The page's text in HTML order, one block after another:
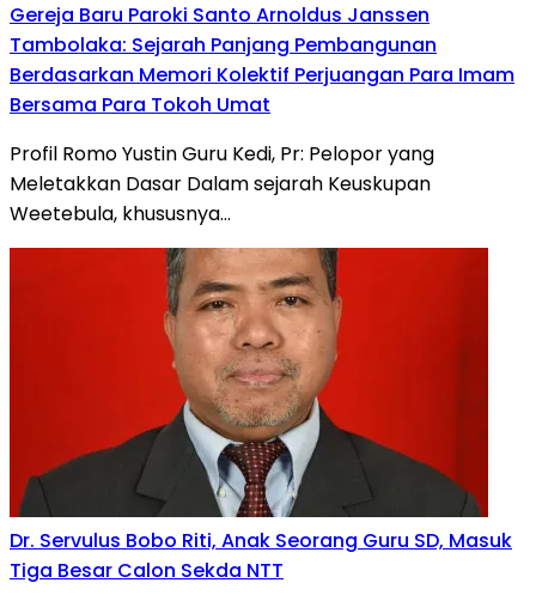
Gereja Baru Paroki Santo Arnoldus Janssen
Tambolaka: Sejarah Panjang Pembangunan
Berdasarkan Memori Kolektif Perjuangan Para Imam
Bersama Para Tokoh Umat
Profil Romo Yustin Guru Kedi, Pr: Pelopor yang
Meletakkan Dasar Dalam sejarah Keuskupan
Weetebula, khususnya…
Dr. Servulus Bobo Riti, Anak Seorang Guru SD, Masuk
Tiga Besar Calon Sekda NTT